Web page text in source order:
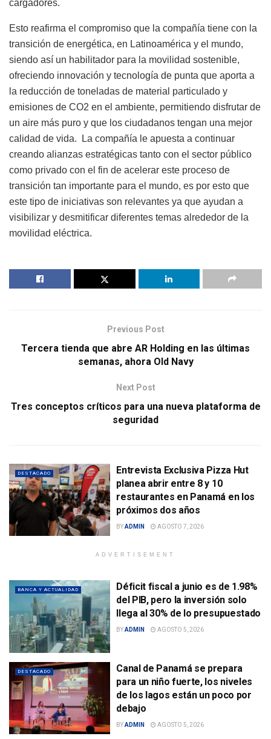
cargadores.
Esto reafirma el compromiso que la compañía tiene con la
transición de energética, en Latinoamérica y el mundo,
siendo así un habilitador para la movilidad sostenible,
ofreciendo innovación y tecnología de punta que aporta a
la reducción de toneladas de material particulado y
emisiones de CO2 en el ambiente, permitiendo disfrutar de
un aire más puro y que los ciudadanos tengan una mejor
calidad de vida.
La compañía le apuesta a continuar
creando alianzas estratégicas tanto con el sector público
como privado con el fin de acelerar este proceso de
transición tan importante para el mundo, es por esto que
este tipo de iniciativas son relevantes ya que ayudan a
visibilizar y desmitificar diferentes temas alrededor de la
movilidad eléctrica.
Previous Post
Tercera tienda que abre AR Holding en las últimas
semanas, ahora Old Navy
Next Post
Tres conceptos críticos para una nueva plataforma de
seguridad
DESTACADO
Entrevista Exclusiva Pizza Hut
planea abrir entre 8 y 10
restaurantes en Panamá en los
próximos dos años
BYADMIN AGOSTO 7, 2026
ADVERTISEMENT
BANCA Y ACTUALIDAD
Déficit fiscal a junio es de 1.98%
del PIB, pero la inversión solo
llega al 30% de lo presupuestado
BYADMIN AGOSTO 5, 2026
DESTACADO
Canal de Panamá se prepara
para un niño fuerte, los niveles
de los lagos están un poco por
debajo
BYADMIN AGOSTO 5, 2026